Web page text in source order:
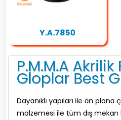
P.M.M.A Akrilik
Gloplar Best
Dayanıklı yapıları ile ön plana
malzemesi ile tüm dış mekan
Y.A.7850